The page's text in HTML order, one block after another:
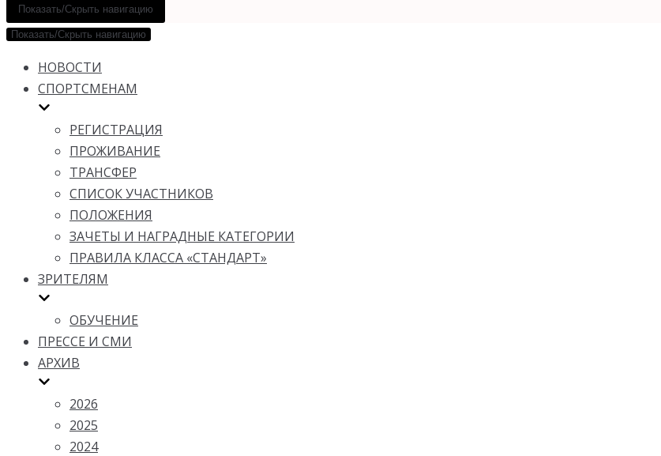
Показать/Скрыть навигацию
Показать/Скрыть навигацию
НОВОСТИ
СПОРТСМЕНАМ
РЕГИСТРАЦИЯ
ПРОЖИВАНИЕ
ТРАНСФЕР
СПИСОК УЧАСТНИКОВ
ПОЛОЖЕНИЯ
ЗАЧЕТЫ И НАГРАДНЫЕ КАТЕГОРИИ
ПРАВИЛА КЛАССА «СТАНДАРТ»
ЗРИТЕЛЯМ
ОБУЧЕНИЕ
ПРЕССЕ И СМИ
АРХИВ
2026
2025
2024